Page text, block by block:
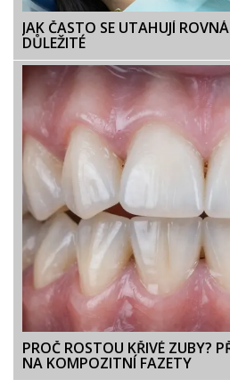
JAK ČASTO SE UTAHUJÍ
DŮLEŽITÉ
PROČ ROSTOU KŘIVÉ ZUBY?
NA KOMPOZITNÍ FAZETY